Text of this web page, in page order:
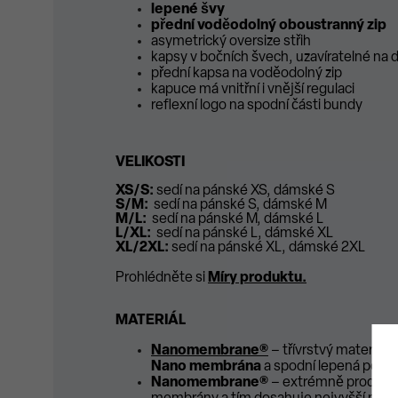
lepené švy
přední voděodolný oboustranný zip
asymetrický oversize střih
kapsy v bočních švech, uzavíratelné na
přední kapsa na voděodolný zip
kapuce má vnitřní i vnější regulaci
reflexní logo na spodní části bundy
VELIKOSTI
XS/S: sedí na pánské XS, dámské S
S/M: sedí na pánské S, dámské M
M/L: sedí na pánské M, dámské L
L/XL: sedí na pánské L, dámské XL
XL/2XL: sedí na pánské XL, dámské 2XL
Prohlédněte si Míry produktu.
MATERIÁL
Nanomembrane® – třívrstvý materiál,
Nano membránaa spodní lepená
Nanomembrane® – extrémně